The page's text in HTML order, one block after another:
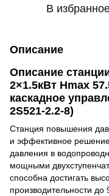
В
Описание
Описание
2×1.5кВт Hmax
каскадное
2S521-2.2-8)
Станция повышения
и эффективное
давления в
мощными
способна достигать
производительности